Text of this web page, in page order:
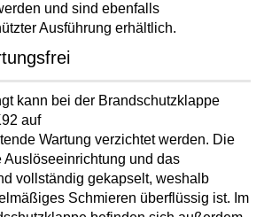
und sind ebenfalls
Ausführung erhältlich.
kann bei der Brandschutzklappe
auf
Wartung verzichtet werden. Die
und das
vollständig gekapselt, weshalb
Schmieren überflüssig ist. Im